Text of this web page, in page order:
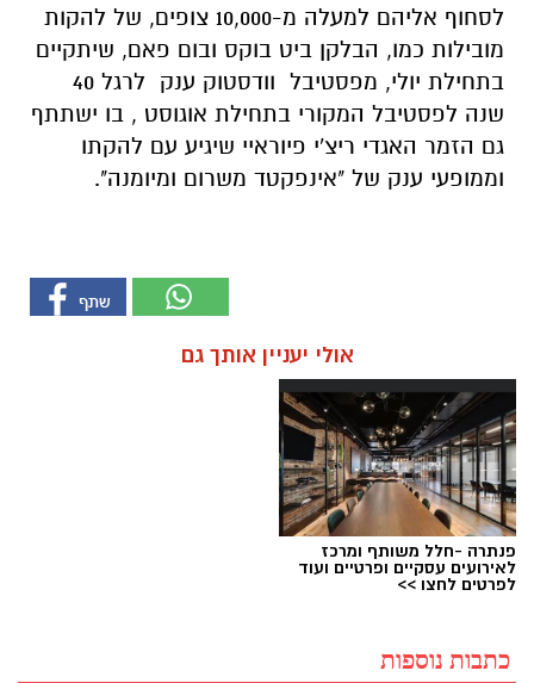
לסחוף אליהם למעלה מ-10,000 צופים, של להקות
מובילות כמו, הבלקן ביט בוקס ובום פאם, שיתקיים
בתחילת יולי, מפסטיבל וודסטוק ענק לרגל 40
שנה לפסטיבל המקורי בתחילת אוגוסט , בו ישתתף
גם הזמר האגדי ריצ'י פיוראיי שיגיע עם להקתו
וממופעי ענק של "אינפקטד משרום ומיומנה".
אולי יעניין אותך גם
פנתרה -חלל משותף ומרכז
לאירועים עסקיים ופרטיים ועוד
לפרטים לחצו >>
כתבות נוספות